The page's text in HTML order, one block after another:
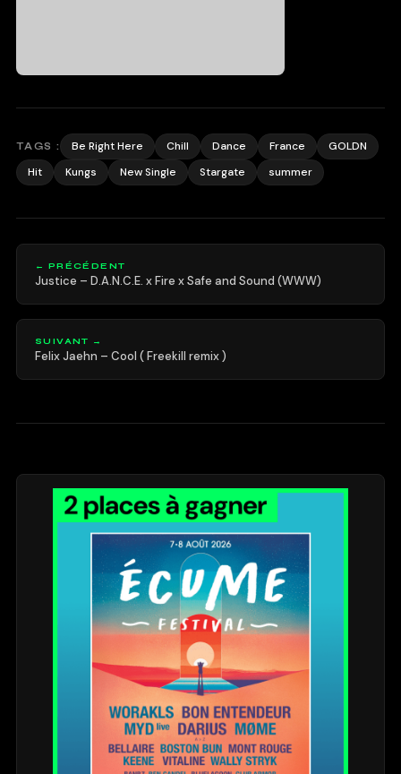
TAGS : Be Right Here Chill Dance France
GOLDN
Hit
Kungs New Single Stargate summer
← PRÉCÉDENT
Justice – D.A.N.C.E. x Fire x Safe and Sound (WWW)
SUIVANT →
Felix Jaehn – Cool ( Freekill remix )